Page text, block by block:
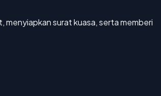
surat kuasa, serta memberi